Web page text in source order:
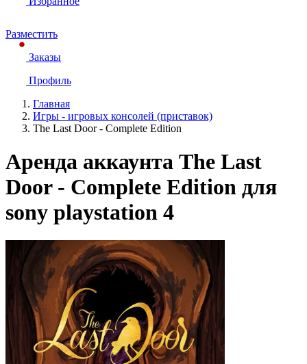
Разместить
Заказы
Профиль
Главная
Игры - игровых консолей (приставок)
The Last Door - Complete Edition
Аренда аккаунта The Last
Door - Complete Edition для
sony playstation 4